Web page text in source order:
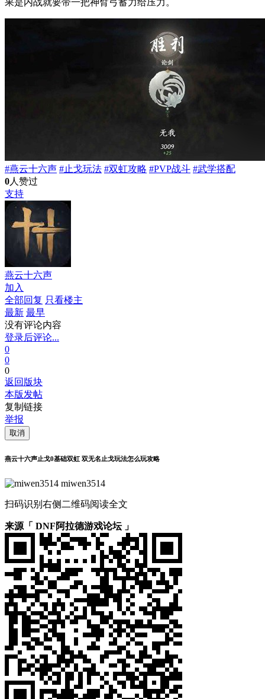
果是内战就要带一把神臂弓蓄力给压力。
#燕云十六声 #止戈玩法 #双虹攻略 #PVP战斗 #武学搭配
0人赞过
支持
燕云十六声
加入
全部回复 只看楼主
最新 最早
没有评论内容
登录后评论...
0
0
0
返回版块
本版发帖
复制链接
举报
取消
燕云十六声止戈0基础双虹 双无名止戈玩法怎么玩攻略
miwen3514
扫码识别右侧二维码阅读全文
来源「 DNF阿拉德游戏论坛 」